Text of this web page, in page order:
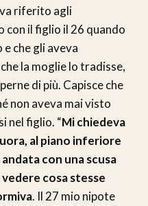
riferito agli
il figlio il 26 quando
che gli aveva
la moglie lo tradisse,
di più. Capisce che
non aveva mai visto
nel figlio. “Mi chiedeva
al piano inferiore
con una scusa
cosa stesse
. Il 27 mio nipote